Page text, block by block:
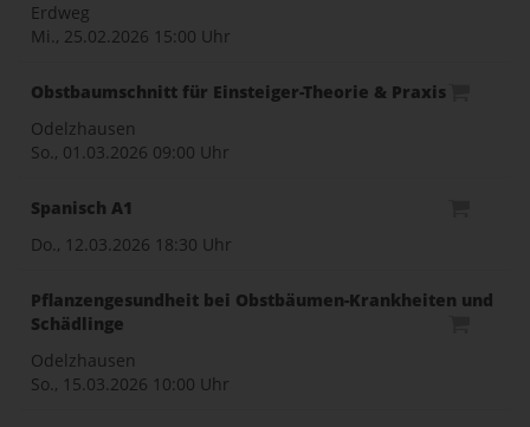
Erdweg
Mi., 25.02.2026 15:00 Uhr
Obstbaumschnitt für Einsteiger-Theorie & Praxis
Odelzhausen
So., 01.03.2026 09:00 Uhr
Spanisch A1
Do., 12.03.2026 18:30 Uhr
Pflanzengesundheit bei Obstbäumen-Krankheiten und
Schädlinge
Odelzhausen
So., 15.03.2026 10:00 Uhr